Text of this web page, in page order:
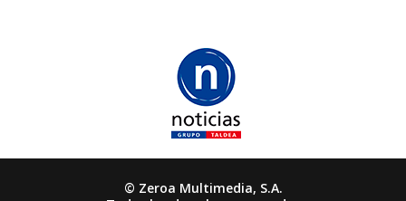
© Zeroa Multimedia, S.A.